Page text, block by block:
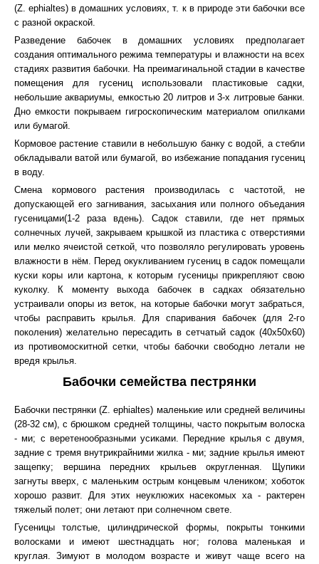
(Z. ephialtes) в домашних условиях, т. к в природе эти бабочки все
с разной окраской.
Разведение бабочек в домашних условиях предполагает
создания оптимального режима температуры и влажности на всех
стадиях развития бабочки. На преимагинальной стадии в качестве
помещения для гусениц использовали пластиковые садки,
небольшие аквариумы, емкостью 20 литров и 3-х литровые банки.
Дно емкости покрываем гигроскопическим материалом опилками
или бумагой.
Кормовое растение ставили в небольшую банку с водой, а стебли
обкладывали ватой или бумагой, во избежание попадания гусениц
в воду.
Смена кормового растения производилась с частотой, не
допускающей его загнивания, засыхания или полного объедания
гусеницами(1-2 раза вдень). Садок ставили, где нет прямых
солнечных лучей, закрываем крышкой из пластика с отверстиями
или мелко ячеистой сеткой, что позволяло регулировать уровень
влажности в нём. Перед окукливанием гусениц в садок помещали
куски коры или картона, к которым гусеницы прикрепляют свою
куколку. К моменту выхода бабочек в садках обязательно
устраивали опоры из веток, на которые бабочки могут забраться,
чтобы расправить крылья. Для спаривания бабочек (для 2-го
поколения) желательно пересадить в сетчатый садок (40x50x60)
из противомоскитной сетки, чтобы бабочки свободно летали не
вредя крылья.
Бабочки семейства пестрянки
Бабочки пестрянки (Z. ephialtes) маленькие или средней величины
(28-32 см), с брюшком средней толщины, часто покрытым волоска
- ми; с веретенообразными усиками. Передние крылья с двумя,
задние с тремя внутрикрайними жилка - ми; задние крылья имеют
защепку; вершина передних крыльев округленная. Щупики
загнуты вверх, с маленьким острым концевым члеником; хоботок
хорошо развит. Для этих неуклюжих насекомых ха - рактерен
тяжелый полет; они летают при солнечном свете.
Гусеницы толстые, цилиндрической формы, покрыты тонкими
волосками и имеют шестнадцать ног; голова маленькая и
круглая. Зимуют в молодом возрасте и живут чаще всего на